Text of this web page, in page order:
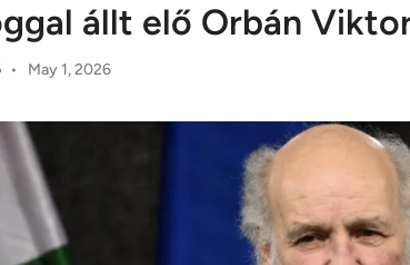
állt elő Orbán
• May 1, 2026